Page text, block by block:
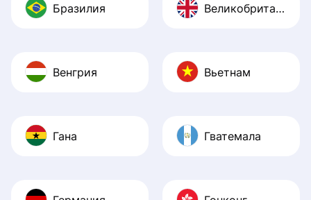
Бразилия Великобритания
Венгрия Вьетнам
Гана Гватемала